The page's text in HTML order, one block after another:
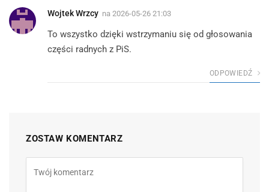
Wojtek Wrzcy na 2026-05-26 21:03
To wszystko dzięki wstrzymaniu się od głosowania
części radnych z PiS.
ODPOWIEDŹ
ZOSTAW KOMENTARZ